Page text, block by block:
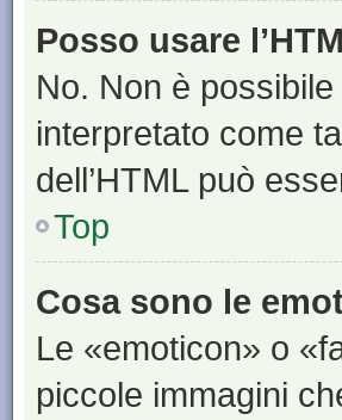
Posso usare
No. Non è
interpretato come
dell’HTML può
Top
Cosa sono le
Le «emoticon» o
piccole immagini